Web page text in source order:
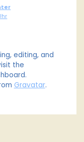
editing, and
the
Gravatar.